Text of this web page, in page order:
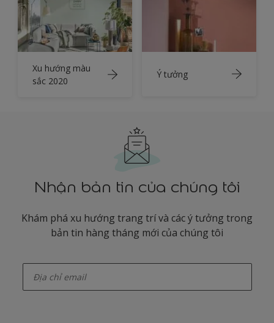
Xu hướng màu
sắc 2020
Ý tưởng
Nhận bản tin của chúng tôi
Khám phá xu hướng trang trí và các ý tưởng trong
bản tin hàng tháng mới của chúng tôi